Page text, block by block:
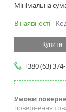
Мінімальна
В наявності
Купити
+380 (63)
повернення